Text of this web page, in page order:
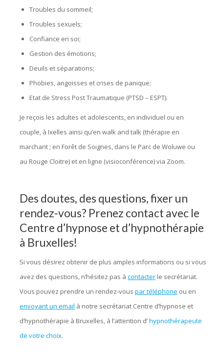
Troubles du sommeil;
Troubles sexuels;
Confiance en soi;
Gestion des émotions;
Deuils et séparations;
Phobies, angoisses et crises de panique;
Etat de Stress Post Traumatique (PTSD – ESPT).
Je reçois les adultes et adolescents, en individuel ou en
couple, à Ixelles ainsi qu’en walk and talk (thérapie en
marchant ; en Forêt de Soignes, dans le Parc de Woluwe ou
au Rouge Cloitre) et en ligne (visioconférence) via Zoom.
Des doutes, des questions, fixer un
rendez-vous? Prenez contact avec le
Centre d’hypnose et d’hypnothérapie
à Bruxelles!
Si vous désirez obtenir de plus amples informations ou si vous
avez des questions, n’hésitez pas à contacter le secrétariat.
Vous pouvez prendre un rendez-vous par téléphone ou en
envoyant un email à notre secrétariat Centre d’hypnose et
d’hypnothérapie à Bruxelles, à l’attention d’hypnothérapeute
de votre choix.